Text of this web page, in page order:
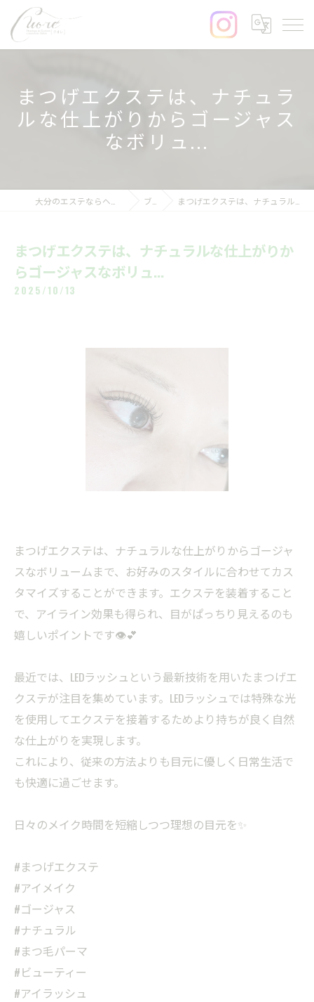
まつげエクステは、ナチュラ
ルな仕上がりからゴージャス
なボリュ...
ブログ まつげエクステは、ナチュラルな仕上がりからゴージャスなボリュ...
まつげエクステは、ナチュラルな仕上がりか
らゴージャスなボリュ...
2025/10/13
まつげエクステは、ナチュラルな仕上がりからゴージャ
スなボリュームまで、お好みのスタイルに合わせてカス
タマイズすることができます。エクステを装着すること
で、アイライン効果も得られ、目がぱっちり見えるのも
嬉しいポイントです👁️💕
最近では、LEDラッシュという最新技術を用いたまつげエ
クステが注目を集めています。LEDラッシュでは特殊な光
を使用してエクステを接着するためより持ちが良く自然
な仕上がりを実現します。
これにより、従来の方法よりも目元に優しく日常生活で
も快適に過ごせます。
日々のメイク時間を短縮しつつ理想の目元を✨
#まつげエクステ
#アイメイク
#ゴージャス
#ナチュラル
#まつ毛パーマ
#ビューティー
#アイラッシュ